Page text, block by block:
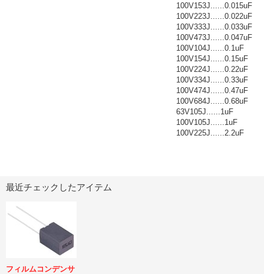
100V153J......0.015uF
100V223J......0.022uF
100V333J......0.033uF
100V473J......0.047uF
100V104J......0.1uF
100V154J......0.15uF
100V224J......0.22uF
100V334J......0.33uF
100V474J......0.47uF
100V684J......0.68uF
63V105J......1uF
100V105J......1uF
100V225J......2.2uF
最近チェックしたアイテム
フィルムコンデンサ